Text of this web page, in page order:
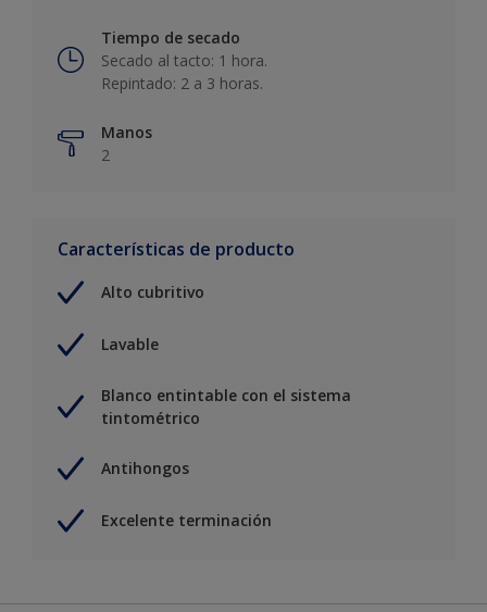
Tiempo de secado
Secado al tacto: 1 hora.
Repintado: 2 a 3 horas.
Manos
2
Características de producto
Alto cubritivo
Lavable
Blanco entintable con el sistema
tintométrico
Antihongos
Excelente terminación